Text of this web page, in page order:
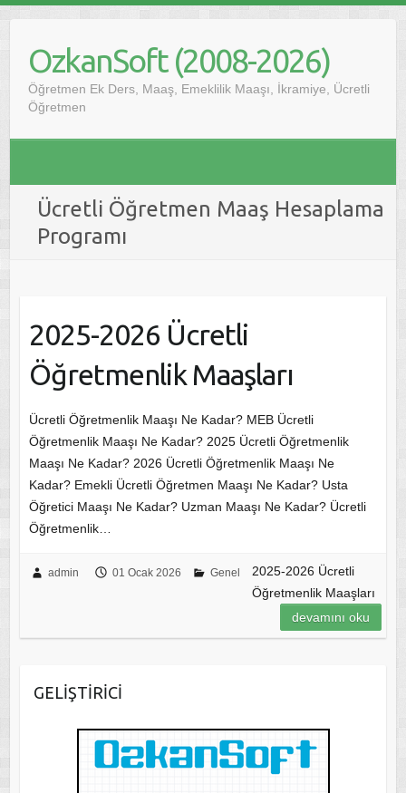
contentOzkanSoft (2008-2026)
Öğretmen Ek Ders, Maaş, Emeklilik Maaşı, İkramiye, Ücretli
Öğretmen
Ücretli Öğretmen Maaş Hesaplama
Programı
2025-2026 Ücretli
Öğretmenlik Maaşları
Ücretli Öğretmenlik Maaşı Ne Kadar? MEB Ücretli
Öğretmenlik Maaşı Ne Kadar? 2025 Ücretli Öğretmenlik
Maaşı Ne Kadar? 2026 Ücretli Öğretmenlik Maaşı Ne
Kadar? Emekli Ücretli Öğretmen Maaşı Ne Kadar? Usta
Öğretici Maaşı Ne Kadar? Uzman Maaşı Ne Kadar? Ücretli
Öğretmenlik…
admin 01 Ocak 2026 Genel
2025-2026 Ücretli
Öğretmenlik Maaşları
devamını oku
GELİŞTİRİCİ